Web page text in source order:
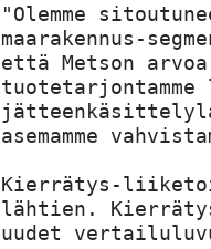
"Olemme
maarakennus-
että Metson
asemamme
Kierrätys-
lähtien.
uudet